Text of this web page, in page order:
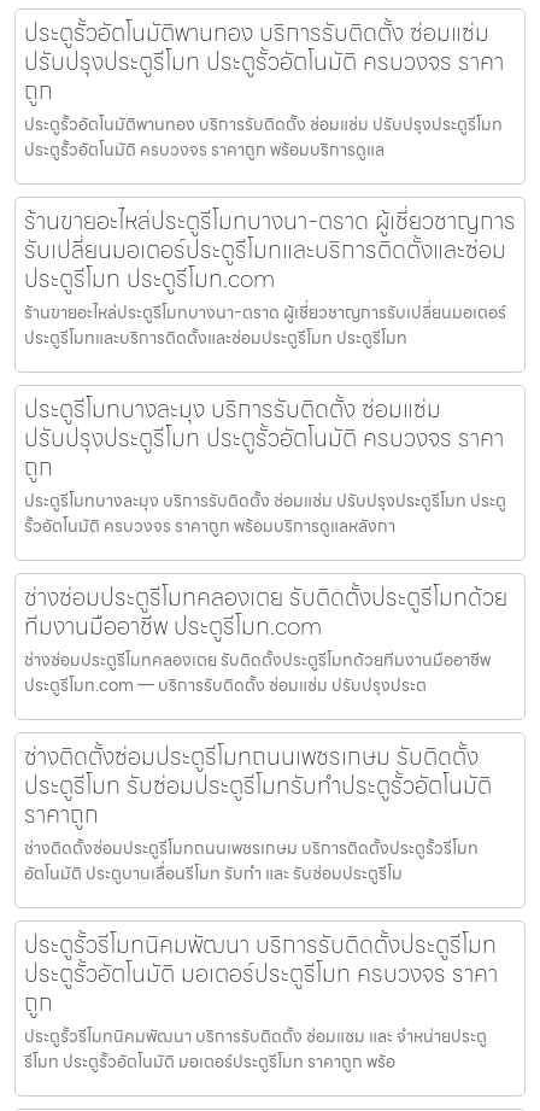
ประตูรั้วอัตโนมัติพานทอง บริการรับติดตั้ง ซ่อมแซ่ม
ปรับปรุงประตูรีโมท ประตูรั้วอัตโนมัติ ครบวงจร ราคา
ถูก
ประตูรั้วอัตโนมัติพานทอง บริการรับติดตั้ง ซ่อมแซ่ม ปรับปรุงประตูรีโมท
ประตูรั้วอัตโนมัติ ครบวงจร ราคาถูก พร้อมบริการดูแล
ร้านขายอะไหล่ประตูรีโมทบางนา-ตราด ผู้เชี่ยวชาญการ
รับเปลี่ยนมอเตอร์ประตูรีโมทและบริการติดตั้งและซ่อม
ประตูรีโมท ประตูรีโมท.com
ร้านขายอะไหล่ประตูรีโมทบางนา-ตราด ผู้เชี่ยวชาญการรับเปลี่ยนมอเตอร์
ประตูรีโมทและบริการติดตั้งและซ่อมประตูรีโมท ประตูรีโมท
ประตูรีโมทบางละมุง บริการรับติดตั้ง ซ่อมแซ่ม
ปรับปรุงประตูรีโมท ประตูรั้วอัตโนมัติ ครบวงจร ราคา
ถูก
ประตูรีโมทบางละมุง บริการรับติดตั้ง ซ่อมแซ่ม ปรับปรุงประตูรีโมท ประตู
รั้วอัตโนมัติ ครบวงจร ราคาถูก พร้อมบริการดูแลหลังกา
ช่างซ่อมประตูรีโมทคลองเตย รับติดตั้งประตูรีโมทด้วย
ทีมงานมืออาชีพ ประตูรีโมท.com
ช่างซ่อมประตูรีโมทคลองเตย รับติดตั้งประตูรีโมทด้วยทีมงานมืออาชีพ
ประตูรีโมท.com — บริการรับติดตั้ง ซ่อมแซ่ม ปรับปรุงประต
ช่างติดตั้งซ่อมประตูรีโมทถนนเพชรเกษม รับติดตั้ง
ประตูรีโมท รับซ่อมประตูรีโมทรับทำประตูรั้วอัตโนมัติ
ราคาถูก
ช่างติดตั้งซ่อมประตูรีโมทถนนเพชรเกษม บริการติดตั้งประตูรั้วรีโมท
อัตโนมัติ ประตูบานเลื่อนรีโมท รับทำ และ รับซ่อมประตูรีโม
ประตูรั้วรีโมทนิคมพัฒนา บริการรับติดตั้งประตูรีโมท
ประตูรั้วอัตโนมัติ มอเตอร์ประตูรีโมท ครบวงจร ราคา
ถูก
ประตูรั้วรีโมทนิคมพัฒนา บริการรับติดตั้ง ซ่อมแซม และ จำหน่ายประตู
รีโมท ประตูรั้วอัตโนมัติ มอเตอร์ประตูรีโมท ราคาถูก พร้อ